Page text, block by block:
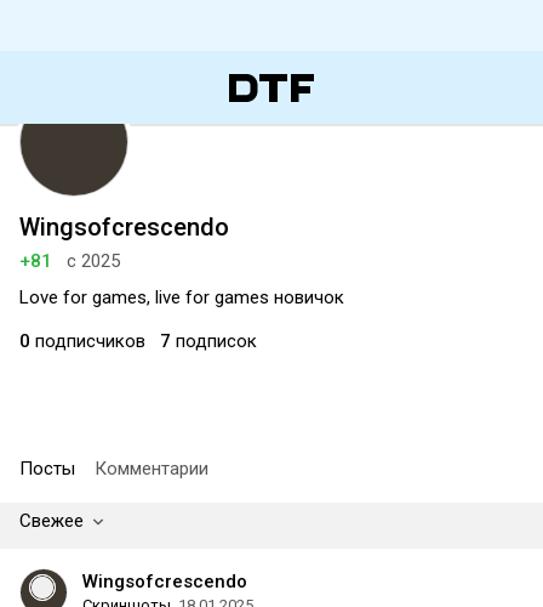
Wingsofcrescendo
+81
с 2025
Love for games, live for games новичок
0 подписчиков 7 подписок
Посты Комментарии
Свежее
Wingsofcrescendo